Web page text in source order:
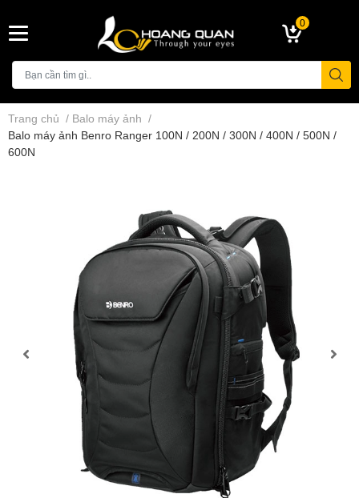
0
Trang chủ / Balo máy ảnh /
Balo máy ảnh Benro Ranger 100N / 200N / 300N / 400N / 500N /
600N